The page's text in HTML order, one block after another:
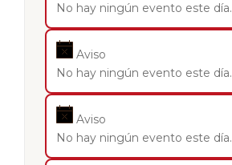
No hay ningún evento este día.
Aviso
No hay ningún evento este día.
Aviso
No hay ningún evento este día.